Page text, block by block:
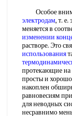
Особое
электродам, т. е.
меняется в
изменении
растворе. Это
использования
протекающие на
просты и
накоплен
равновесиям
для неводных
несравнимо